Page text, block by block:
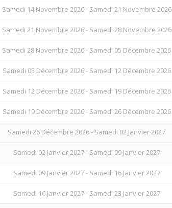
Samedi 14 Novembre 2026 - Samedi 21 Novembre 2026
Samedi 21 Novembre 2026 - Samedi 28 Novembre 2026
Samedi 28 Novembre 2026 - Samedi 05 Décembre 2026
Samedi 05 Décembre 2026 - Samedi 12 Décembre 2026
Samedi 12 Décembre 2026 - Samedi 19 Décembre 2026
Samedi 19 Décembre 2026 - Samedi 26 Décembre 2026
Samedi 26 Décembre 2026 - Samedi 02 Janvier 2027
Samedi 02 Janvier 2027 - Samedi 09 Janvier 2027
Samedi 09 Janvier 2027 - Samedi 16 Janvier 2027
Samedi 16 Janvier 2027 - Samedi 23 Janvier 2027